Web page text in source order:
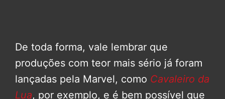
De toda forma, vale lembrar que
produções com teor mais sério já foram
lançadas pela Marvel, como Cavaleiro da
Lua, por exemplo, e é bem possível que